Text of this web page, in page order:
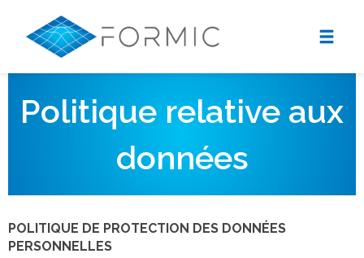
Politique relative aux
données
POLITIQUE DE PROTECTION DES DONNÉES
PERSONNELLES